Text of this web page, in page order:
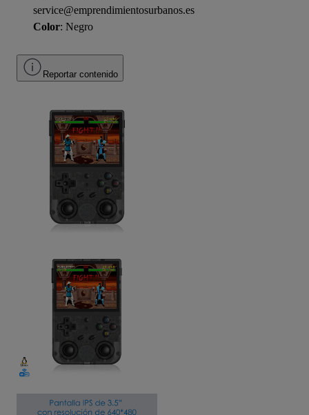
service@emprendimientosurbanos.es
Color: Negro
Reportar contenido